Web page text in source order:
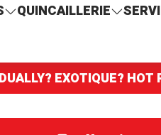
QUINCAILLERIE
EXOTIQUE?